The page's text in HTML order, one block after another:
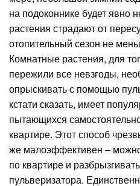
на подоконнике будет явно
растения страдают от
отопительный сезон не
Комнатные растения, для
пережили все невзгоды,
опрыскивать с помощью
кстати сказать, имеет
пытающихся
квартире. Этот способ
же малоэффективен –
по квартире и
пульверизатора.